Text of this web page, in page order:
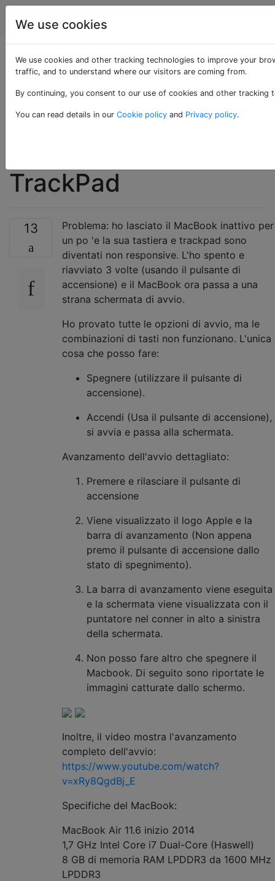
Apple
MacBook Air si avvia
su uno strano
schermo che mostra
TrackPad
13
Problema: ho lasciato il MacBook inattivo per
un po 'e la sua tastiera e trackpad sono
diventati non responsive. L'ho spento e
riavviato 3 volte (usando il pulsante di
accensione) e il MacBook ora passa a una
strana schermata di avvio.
Ho provato tutte le opzioni di avvio, ma le
combinazioni di tasti non funzionano. L'unica
cosa che posso fare:
Spegnere (utilizzare il pulsante di
accensione).
Accendi (Usa il pulsante di accensione),
si avvia e passa alla schermata.
Avanzamento dell'avvio dettagliato:
Premere e rilasciare il pulsante di
accensione
Viene visualizzato il logo Apple e la
barra di avanzamento (Non appena
premo il pulsante di accensione dallo
stato di spegnimento).
La barra di avanzamento viene eseguita
e la schermata viene visualizzata con il
puntatore nel conner in alto a sinistra
della schermata.
Non posso fare altro che spegnere il
Macbook. Di seguito sono riportate le
immagini catturate dallo schermo.
Inoltre, il video mostra l'avanzamento
completo dell'avvio:
https://www.youtube.com/watch?
v=xRy8QgdBj_E
Specifiche del MacBook:
MacBook Air 11.6 inizio 2014
1,7 GHz Intel Core i7 Dual-Core (Haswell)
8 GB di memoria RAM LPDDR3 da 1600 MHz
LPDDR3
We use cookies
We use cookies and other tracking technologies to improve your
traffic, and to understand where our visitors are coming from.
By continuing, you consent to our use of cookies and other
You can read details in our Cookie policy and Privacy policy.